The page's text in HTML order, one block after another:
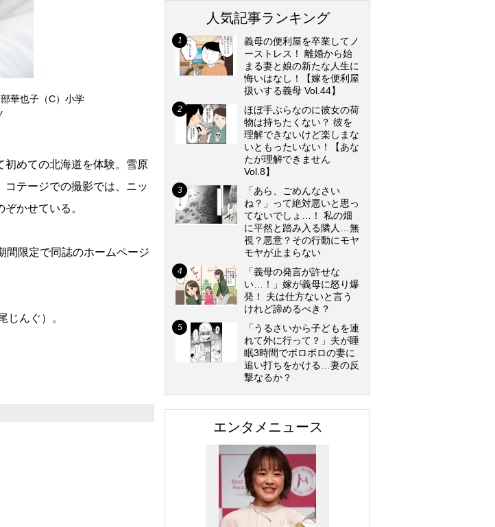
華也子（C）小学
めての北海道を体験。雪原
テージでの撮影では、ニッ
かせている。
限定で同誌のホームページ
んぐ）。
人気記事ランキング
義母の便利屋を卒業してノ
ーストレス！ 離婚から始
まる妻と娘の新たな人生に
悔いはなし！【嫁を便利屋
扱いする義母 Vol.44】
ほぼ手ぶらなのに彼女の荷
物は持ちたくない？ 彼を
理解できないけど楽しまな
いともったいない！【あな
たが理解できません
Vol.8】
「あら、ごめんなさい
ね？」って絶対悪いと思っ
てないでしょ…！ 私の畑
に平然と踏み入る隣人…無
視？悪意？その行動にモヤ
モヤが止まらない
「義母の発言が許せな
い…！」嫁が義母に怒り爆
発！ 夫は仕方ないと言う
けれど諦めるべき？
「うるさいから子どもを連
れて外に行って？」夫が睡
眠3時間でボロボロの妻に
追い打ちをかける…妻の反
撃なるか？
エンタメニュース